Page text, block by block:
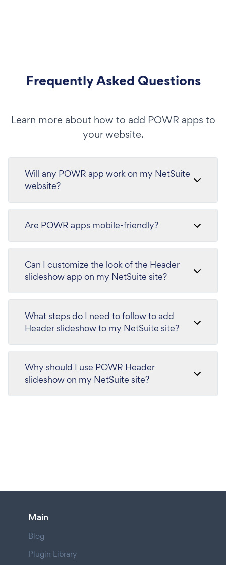
Frequently Asked Questions
Learn more about how to add POWR apps to
your website.
Will any POWR app work on my NetSuite
website?
Are POWR apps mobile-friendly?
Can I customize the look of the Header
slideshow app on my NetSuite site?
What steps do I need to follow to add
Header slideshow to my NetSuite site?
Why should I use POWR Header
slideshow on my NetSuite site?
Main
Blog
Plugin Library